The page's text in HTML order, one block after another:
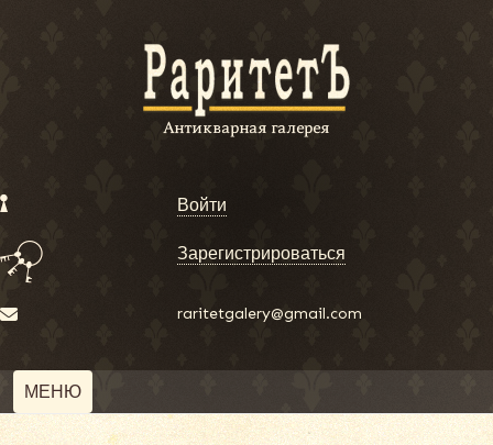
Войти
Зарегистрироваться
raritetgalery@gmail.com
МЕНЮ